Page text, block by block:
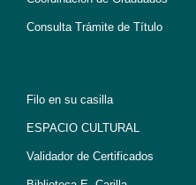
Consulta Trámite de Título
Filo en su casilla
ESPACIO CULTURAL
Validador de Certificados